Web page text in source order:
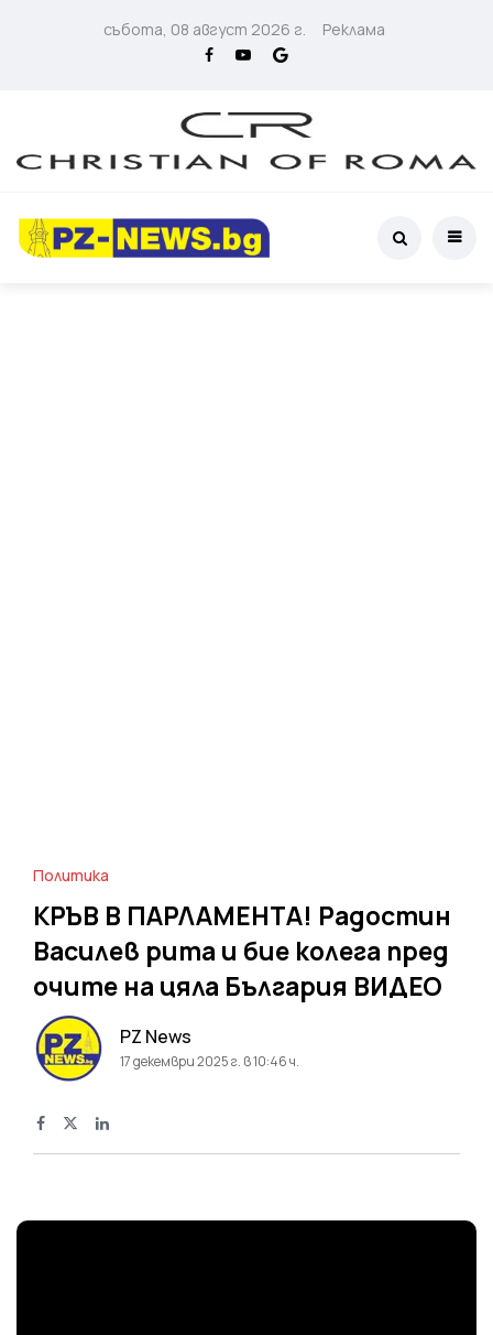
събота, 08 август 2026 г. Реклама
Политика
КРЪВ В ПАРЛАМЕНТА! Радостин
Василев рита и бие колега пред
очите на цяла България ВИДЕО
PZ News
17 декември 2025 г. в 10:46 ч.